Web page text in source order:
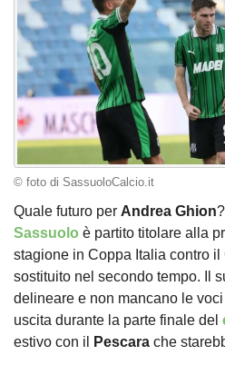
© foto di SassuoloCalcio.it
Quale futuro per Andrea Ghion
Sassuolo è partito titolare alla
stagione in Coppa Italia contro il
sostituito nel secondo tempo. Il
delineare e non mancano le
uscita durante la parte finale del
estivo con il
Pescara che